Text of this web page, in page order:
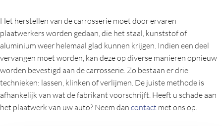
Het herstellen van de carrosserie moet door ervaren
plaatwerkers worden gedaan, die het staal, kunststof of
aluminium weer helemaal glad kunnen krijgen. Indien een deel
vervangen moet worden, kan deze op diverse manieren opnieuw
worden bevestigd aan de carrosserie. Zo bestaan er drie
technieken: lassen, klinken of verlijmen. De juiste methode is
afhankelijk van wat de fabrikant voorschrijft. Heeft u schade aan
het plaatwerk van uw auto? Neem dan contact met ons op.